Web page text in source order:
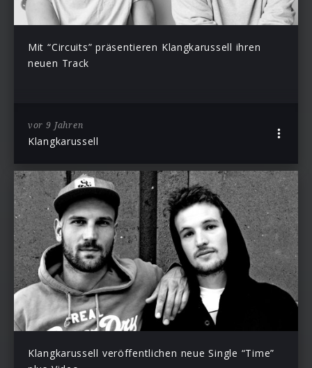
Mit “Circuits” präsentieren Klangkarussell ihren
neuen Track
vor 9 Jahren
Klangkarussell
Klangkarussell veröffentlichen neue Single “Time”